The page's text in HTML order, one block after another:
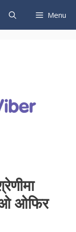
Menu
ओफिर